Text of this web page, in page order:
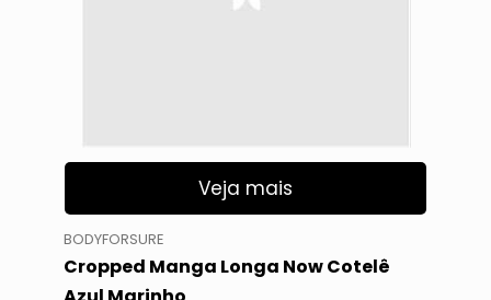
Veja mais
BODYFORSURE
Cropped Manga Longa Now Cotelê